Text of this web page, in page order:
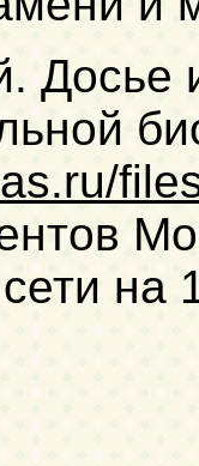
Досье
на